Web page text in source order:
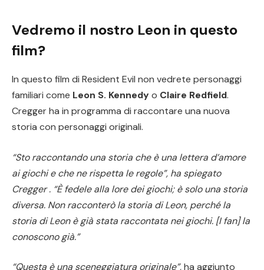
Vedremo il nostro Leon in questo
film?
In questo film di Resident Evil non vedrete personaggi
familiari come Leon S. Kennedy o Claire Redfield.
Cregger ha in programma di raccontare una nuova
storia con personaggi originali.
“Sto raccontando una storia che è una lettera d’amore
ai giochi e che ne rispetta le regole”, ha spiegato
Cregger . “È fedele alla lore dei giochi; è solo una storia
diversa. Non racconterò la storia di Leon, perché la
storia di Leon è già stata raccontata nei giochi. [I fan] la
conoscono già.”
“Questa è una sceneggiatura originale”,ha aggiunto